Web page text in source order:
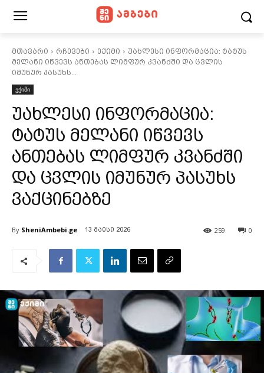
მთავარი რჩევები ექიმი
უახლესი ინფორმაცია: ტატუს
მელანი იწვევს ანთებას ლიმფურ კვანძში და ცვლის
იმუნურ პასუხს...
ექიმი
უახლესი ინფორმაცია:
ტატუს მელანი იწვევს
ანთებას ლიმფურ კვანძში
და ცვლის იმუნურ პასუხს
ვაქცინებზე
By SheniAmbebi.ge 13 მაისი 2026 0
259